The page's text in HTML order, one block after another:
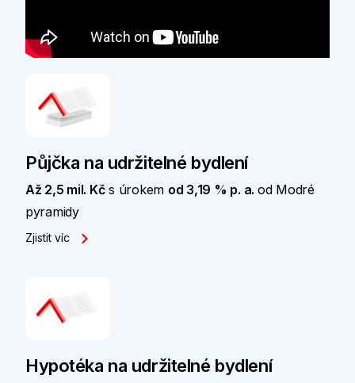
Půjčka na udržitelné bydlení
Až 2,5 mil. Kčs úrokem od 3,19 % p. a. od Modré
pyramidy
Zjistit víc
Hypotéka na udržitelné bydlení